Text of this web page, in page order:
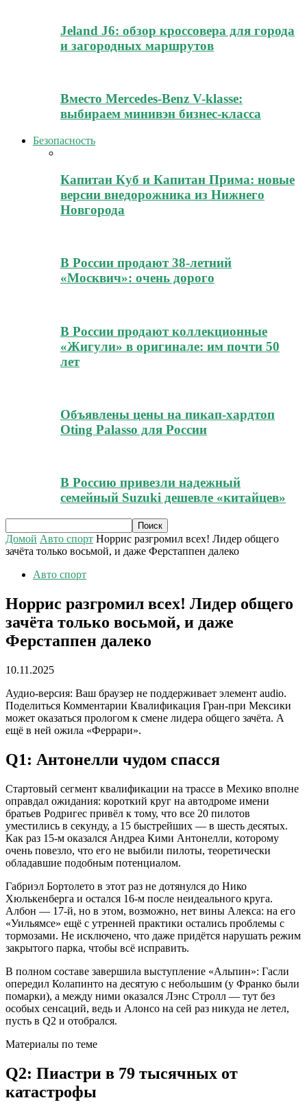
Jeland J6: обзор кроссовера для города
и загородных маршрутов
Вместо Mercedes-Benz V-klasse:
выбираем минивэн бизнес-класса
Безопасность
Капитан Куб и Капитан Прима: новые
версии внедорожника из Нижнего
Новгорода
В России продают 38-летний
«Москвич»: очень дорого
В России продают коллекционные
«Жигули» в оригинале: им почти 50
лет
Объявлены цены на пикап-хардтоп
Oting Palasso для России
В Россию привезли надежный
семейный Suzuki дешевле «китайцев»
Домой Авто спорт Норрис разгромил всех! Лидер общего
зачёта только восьмой, и даже Ферстаппен далеко
Авто спорт
Норрис разгромил всех! Лидер общего
зачёта только восьмой, и даже
Ферстаппен далеко
10.11.2025
Аудио-версия: Ваш браузер не поддерживает элемент audio.
Поделиться Комментарии Квалификация Гран-при Мексики
может оказаться прологом к смене лидера общего зачёта. А
ещё в ней ожила «Феррари».
Q1: Антонелли чудом спасся
Стартовый сегмент квалификации на трассе в Мехико вполне
оправдал ожидания: короткий круг на автодроме имени
братьев Родригес привёл к тому, что все 20 пилотов
уместились в секунду, а 15 быстрейших — в шесть десятых.
Как раз 15-м оказался Андреа Кими Антонелли, которому
очень повезло, что его не выбили пилоты, теоретически
обладавшие подобным потенциалом.
Габриэл Бортолето в этот раз не дотянулся до Нико
Хюлькенберга и остался 16-м после неидеального круга.
Албон — 17-й, но в этом, возможно, нет вины Алекса: на его
«Уильямсе» ещё с утренней практики остались проблемы с
тормозами. Не исключено, что даже придётся нарушать режим
закрытого парка, чтобы всё исправить.
В полном составе завершила выступление «Альпин»: Гасли
опередил Колапинто на десятую с небольшим (у Франко были
помарки), а между ними оказался Лэнс Стролл — тут без
особых сенсаций, ведь и Алонсо на сей раз никуда не летел,
пусть в Q2 и отобрался.
Материалы по теме
Q2: Пиастри в 79 тысячных от
катастрофы